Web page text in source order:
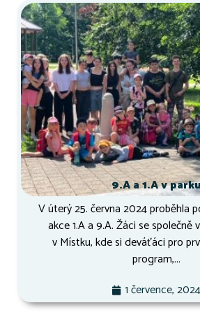
9.A a 1.A v
V úterý 25. června 2024 proběhla
akce 1.A a 9.A. Žáci se společně
v Místku, kde si deváťáci pro
program,...
1 července, 2024